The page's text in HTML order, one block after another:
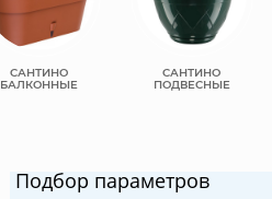
САНТИНО
БАЛКОННЫЕ
САНТИНО
ПОДВЕСНЫЕ
Подбор параметров